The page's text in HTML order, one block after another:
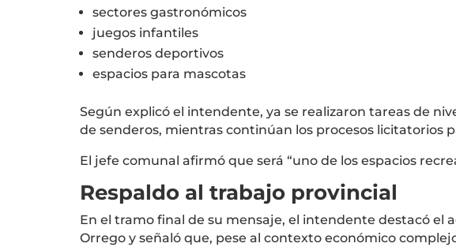
sectores gastronómicos
juegos infantiles
senderos deportivos
espacios para mascotas
Según explicó el intendente, ya se realizaron tareas de
de senderos, mientras continúan los procesos licitatorios
El jefe comunal afirmó que será “uno de los espacios
Respaldo al trabajo provincial
En el tramo final de su mensaje, el intendente destacó el
Orregoy señaló que, pese al contexto económico